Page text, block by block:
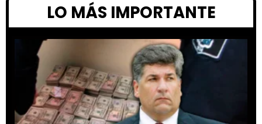
LO MÁS IMPORTANTE